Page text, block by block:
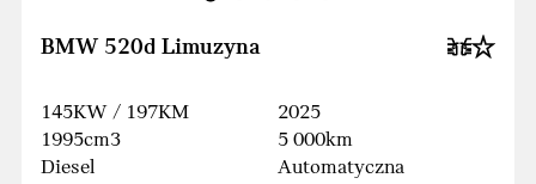
BMW 520d Limuzyna
145KW / 197KM
1995cm3
Diesel
2025
5 000km
Automatyczna